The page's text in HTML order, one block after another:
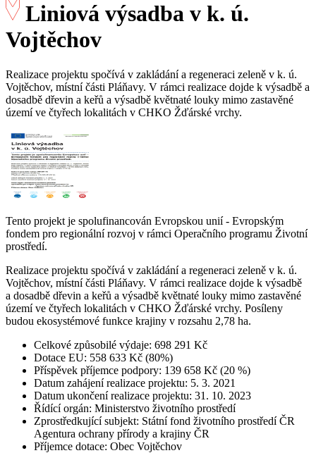
Liniová výsadba v k. ú.
Vojtěchov
Realizace projektu spočívá v zakládání a regeneraci zeleně v k. ú.
Vojtěchov, místní části Pláňavy. V rámci realizace dojde k výsadbě a
dosadbě dřevin a keřů a výsadbě květnaté louky mimo zastavěné
území ve čtyřech lokalitách v CHKO Žďárské vrchy.
Tento projekt je spolufinancován Evropskou unií - Evropským
fondem pro regionální rozvoj v rámci Operačního programu Životní
prostředí.
Realizace projektu spočívá v zakládání a regeneraci zeleně v k. ú.
Vojtěchov, místní části Pláňavy. V rámci realizace dojde k výsadbě
a dosadbě dřevin a keřů a výsadbě květnaté louky mimo zastavěné
území ve čtyřech lokalitách v CHKO Žďárské vrchy. Posíleny
budou ekosystémové funkce krajiny v rozsahu 2,78 ha.
Celkové způsobilé výdaje: 698 291 Kč
Dotace EU: 558 633 Kč (80%)
Příspěvek příjemce podpory: 139 658 Kč (20 %)
Datum zahájení realizace projektu: 5. 3. 2021
Datum ukončení realizace projektu: 31. 10. 2023
Řídící orgán: Ministerstvo životního prostředí
Zprostředkující subjekt: Státní fond životního prostředí ČR
Agentura ochrany přírody a krajiny ČR
Příjemce dotace: Obec Vojtěchov